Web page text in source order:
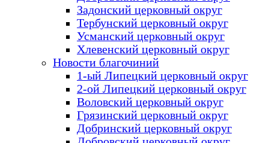
Задонский церковный округ
Тербунский церковный округ
Усманский церковный округ
Хлевенский церковный округ
Новости благочиний
1-ый Липецкий церковный округ
2-ой Липецкий церковный округ
Воловский церковный округ
Грязинский церковный округ
Добринский церковный округ